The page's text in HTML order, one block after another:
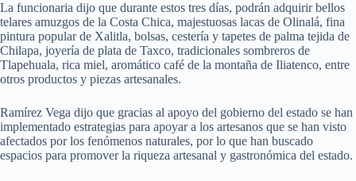
La funcionaria dijo que durante estos tres días, podrán adquirir bellos
telares amuzgos de la Costa Chica, majestuosas lacas de Olinalá, fina
pintura popular de Xalitla, bolsas, cestería y tapetes de palma tejida de
Chilapa, joyería de plata de Taxco, tradicionales sombreros de
Tlapehuala, rica miel, aromático café de la montaña de Iliatenco, entre
otros productos y piezas artesanales.
Ramírez Vega dijo que gracias al apoyo del gobierno del estado se han
implementado estrategias para apoyar a los artesanos que se han visto
afectados por los fenómenos naturales, por lo que han buscado
espacios para promover la riqueza artesanal y gastronómica del estado.